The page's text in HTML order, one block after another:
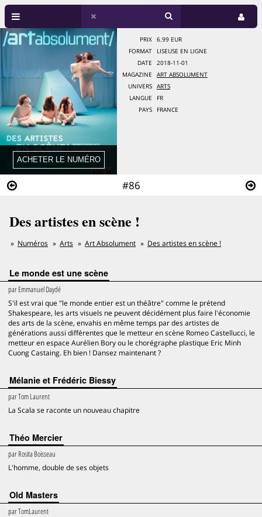
#86
PRIX
6.99 EUR
FORMAT
LISEUSE EN LIGNE
DATE
2018-11-01
MAGAZINE
ART ABSOLUMENT
UNIVERS
ARTS
LANGUE
FR
PAYS
FRANCE
Des artistes en scène !
Numéros Arts Art Absolument Des artistes en scène !
Le monde est une scène
parEmmanuel Daydé
S'il est vrai que "le monde entier est un théâtre" comme le prétend
Shakespeare, les arts visuels ne peuvent décidément plus faire l'économie
des arts de la scène, envahis en même temps par des artistes de
générations aussi différentes que le metteur en scène Romeo Castellucci, le
metteur en espace Aurélien Bory ou le chorégraphe plastique Eric Minh
Cuong Castaing. Eh bien ! Dansez maintenant ?
Mélanie et Frédéric Biessy
parTom Laurent
La Scala se raconte un nouveau chapitre
Théo Mercier
parRosita Boisseau
L'homme, double de ses objets
Old Masters
parTomLaurent